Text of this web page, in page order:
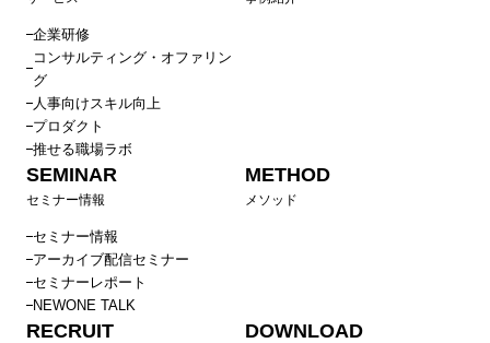
企業研修
コンサルティング・オファリン
グ
人事向けスキル向上
プロダクト
推せる職場ラボ
SEMINAR
セミナー情報
セミナー情報
アーカイブ配信セミナー
セミナーレポート
NEWONE TALK
METHOD
メソッド
RECRUIT DOWNLOAD